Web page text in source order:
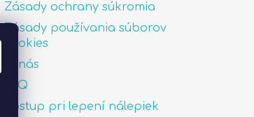
Zásady ochrany súkromia
Zásady používania súborov
cookies
O nás
FAQ
Postup pri lepení nálepiek